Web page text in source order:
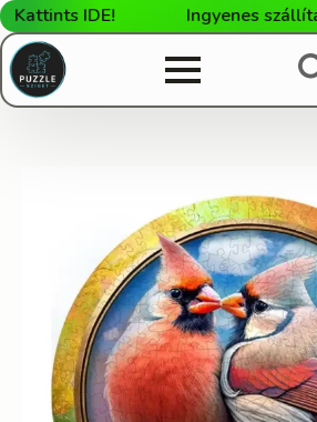
IDE! Ingyenes szállítás